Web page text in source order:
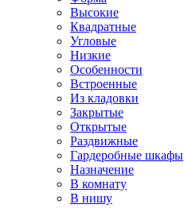
Высокие
Квадратные
Угловые
Низкие
Особенности
Встроенные
Из кладовки
Закрытые
Открытые
Раздвижные
Гардеробные шкафы
Назначение
В комнату
В нишу